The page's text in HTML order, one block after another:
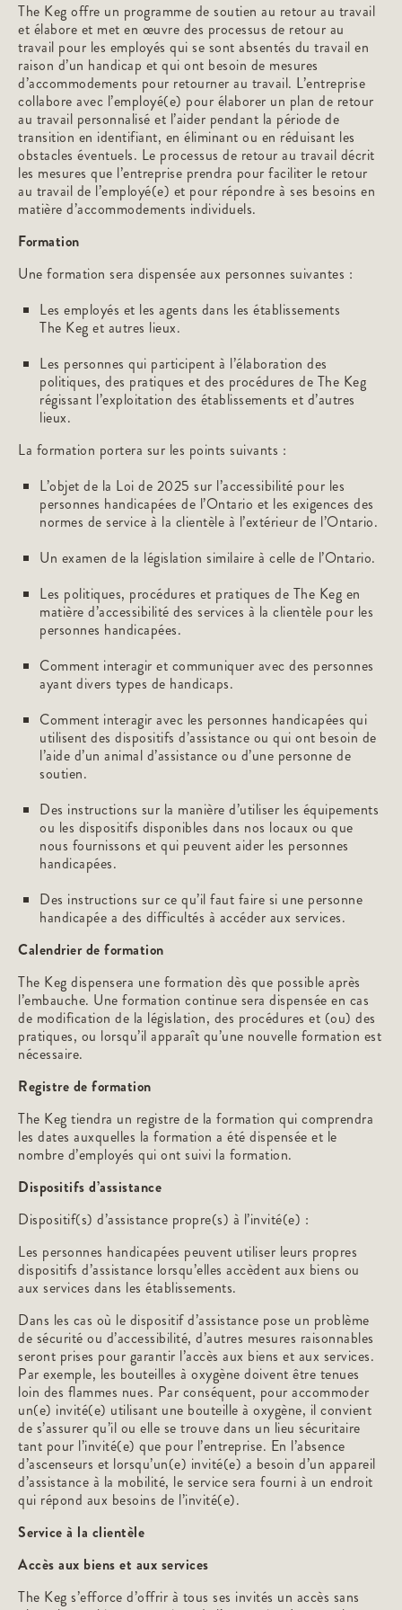
The Keg offre un programme de soutien au retour au travail
et élabore et met en œuvre des processus de retour au
travail pour les employés qui se sont absentés du travail en
raison d’un handicap et qui ont besoin de mesures
d’accommodements pour retourner au travail. L’entreprise
collabore avec l’employé(e) pour élaborer un plan de retour
au travail personnalisé et l’aider pendant la période de
transition en identifiant, en éliminant ou en réduisant les
obstacles éventuels. Le processus de retour au travail décrit
les mesures que l’entreprise prendra pour faciliter le retour
au travail de l’employé(e) et pour répondre à ses besoins en
matière d’accommodements individuels.
Formation
Une formation sera dispensée aux personnes suivantes :
Les employés et les agents dans les établissements
The Keg et autres lieux.
Les personnes qui participent à l’élaboration des
politiques, des pratiques et des procédures de The Keg
régissant l’exploitation des établissements et d’autres
lieux.
La formation portera sur les points suivants :
L’objet de la Loi de 2025 sur l’accessibilité pour les
personnes handicapées de l’Ontario et les exigences des
normes de service à la clientèle à l’extérieur de l’Ontario.
Un examen de la législation similaire à celle de l’Ontario.
Les politiques, procédures et pratiques de The Keg en
matière d’accessibilité des services à la clientèle pour les
personnes handicapées.
Comment interagir et communiquer avec des personnes
ayant divers types de handicaps.
Comment interagir avec les personnes handicapées qui
utilisent des dispositifs d’assistance ou qui ont besoin de
l’aide d’un animal d’assistance ou d’une personne de
soutien.
Des instructions sur la manière d’utiliser les équipements
ou les dispositifs disponibles dans nos locaux ou que
nous fournissons et qui peuvent aider les personnes
handicapées.
Des instructions sur ce qu’il faut faire si une personne
handicapée a des difficultés à accéder aux services.
Calendrier de formation
The Keg dispensera une formation dès que possible après
l’embauche. Une formation continue sera dispensée en cas
de modification de la législation, des procédures et (ou) des
pratiques, ou lorsqu’il apparaît qu’une nouvelle formation est
nécessaire.
Registre de formation
The Keg tiendra un registre de la formation qui comprendra
les dates auxquelles la formation a été dispensée et le
nombre d’employés qui ont suivi la formation.
Dispositifs d’assistance
Dispositif(s) d’assistance propre(s) à l’invité(e) :
Les personnes handicapées peuvent utiliser leurs propres
dispositifs d’assistance lorsqu’elles accèdent aux biens ou
aux services dans les établissements.
Dans les cas où le dispositif d’assistance pose un problème
de sécurité ou d’accessibilité, d’autres mesures raisonnables
seront prises pour garantir l’accès aux biens et aux services.
Par exemple, les bouteilles à oxygène doivent être tenues
loin des flammes nues. Par conséquent, pour accommoder
un(e) invité(e) utilisant une bouteille à oxygène, il convient
de s’assurer qu’il ou elle se trouve dans un lieu sécuritaire
tant pour l’invité(e) que pour l’entreprise. En l’absence
d’ascenseurs et lorsqu’un(e) invité(e) a besoin d’un appareil
d’assistance à la mobilité, le service sera fourni à un endroit
qui répond aux besoins de l’invité(e).
Service à la clientèle
Accès aux biens et aux services
The Keg s’efforce d’offrir à tous ses invités un accès sans